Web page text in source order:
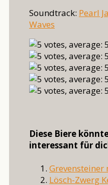
Soundtrack: Pearl
Waves
Diese Biere
interessant für
Lösch-Zwerg